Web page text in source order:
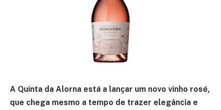
A Quinta da Alorna está a lançar um novo vinho rosé,
que chega mesmo a tempo de trazer elegância e